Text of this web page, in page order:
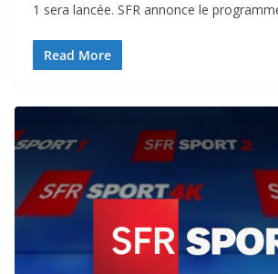
1 sera lancée. SFR annonce le
Read More